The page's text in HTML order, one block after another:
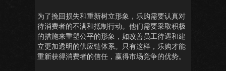
为了挽回损失和重新树立形象，乐购需要认真对
待消费者的不满和抵制行动。他们需要采取积极
的措施来重塑公平的形象，如改善员工待遇和建
立更加透明的供应链体系。只有这样，乐购才能
重新获得消费者的信任，赢得市场竞争的优势。